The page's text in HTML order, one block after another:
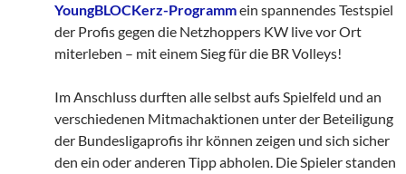
YoungBLOCKerz-Programmein spannendes Testspiel
der Profis gegen die Netzhoppers KW live vor Ort
miterleben – mit einem Sieg für die BR Volleys!
Im Anschluss durften alle selbst aufs Spielfeld und an
verschiedenen Mitmachaktionen unter der Beteiligung
der Bundesligaprofis ihr können zeigen und sich sicher
den ein oder anderen Tipp abholen. Die Spieler standen